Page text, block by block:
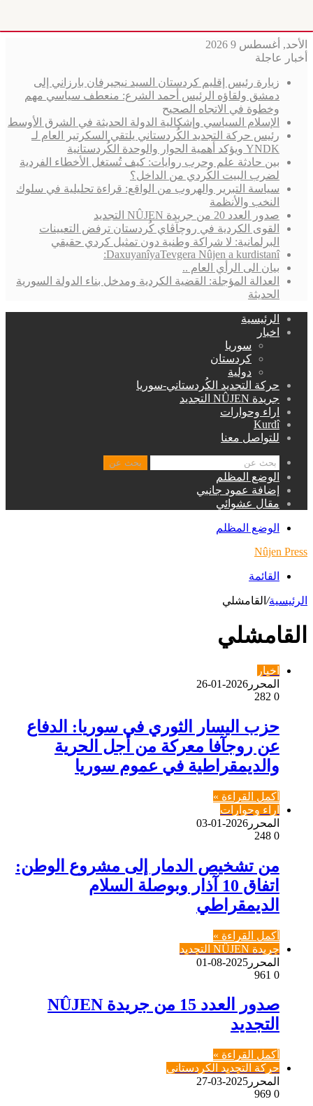
الأحد, أغسطس 9 2026
أخبار عاجلة
زيارة رئيس إقليم كردستان السيد نيجيرفان بارزاني إلى
دمشق ولقاؤه الرئيس أحمد الشرع: منعطف سياسي مهم
وخطوة في الاتجاه الصحيح
الإسلام السياسي وإشكالية الدولة الحديثة في الشرق الأوسط
رئيس حركة التجديد الكُردستاني يلتقي السكرتير العام لـ
YNDK ويؤكد أهمية الحوار والوحدة الكُردستانية
بين حادثة علم وحرب روايات: كيف تُستغل الأخطاء الفردية
لضرب البيت الكُردي من الداخل؟
سياسة التبرير والهروب من الواقع: قراءة تحليلية في سلوك
النخب والأنظمة
صدور العدد 20 من جريدة NÛJEN التجديد
القوى الكردية في روچآڤاي كُردستان ترفض التعيينات
البرلمانية: لا شراكة وطنية دون تمثيل كردي حقيقي
DaxuyanîyaTevgera Nûjen a kurdistanî:
بيان الى الرأي العام ..
العدالة المؤجلة: القضية الكردية ومدخل بناء الدولة السورية
الحديثة
الرئيسية
اخبار
سوريا
كردستان
دولية
حركة التجديد الكُردستاني-سوريا
جريدة NÛJEN التجديد
اراء وحوارات
Kurdî
للتواصل معنا
بحث عن
الوضع المظلم
إضافة عمود جانبي
مقال عشوائي
الوضع المظلم
Nûjen Press
القائمة
الرئيسية/ القامشلي
القامشلي
اخبار
المحرر 2026-01-26
0
حزب اليسار الثوري في سوريا: الدفاع
عن روجآفا معركة من أجل الحرية
والديمقراطية في عموم سوريا
أكمل القراءة »
اراء وحوارات
المحرر 2026-01-03
0
من تشخيص الدمار إلى مشروع الوطن:
اتفاق 10 آذار وبوصلة السلام
الديمقراطي
أكمل القراءة »
جريدة NÛJEN التجديد
المحرر 2025-08-01
0
صدور العدد 15 من جريدة NÛJEN
التجديد
أكمل القراءة »
حركة التجديد الكردستاني
المحرر 2025-03-27
0